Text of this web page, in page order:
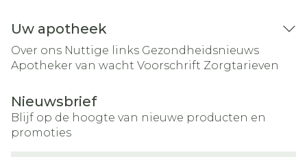
Uw apotheek
Over ons Nuttige links Gezondheidsnieuws
Apotheker van wacht Voorschrift Zorgtarieven
Nieuwsbrief
Blijf op de hoogte van nieuwe producten en
promoties